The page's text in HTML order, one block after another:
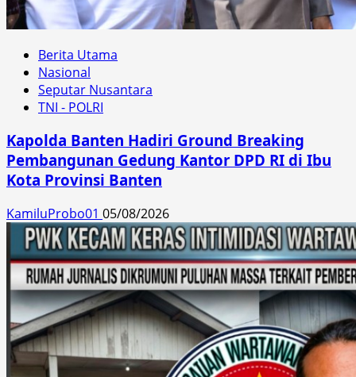
Berita Utama
Nasional
Seputar Nusantara
TNI - POLRI
Kapolda Banten Hadiri Ground Breaking
Pembangunan Gedung Kantor DPD RI di Ibu
Kota Provinsi Banten
KamiluProbo01 05/08/2026